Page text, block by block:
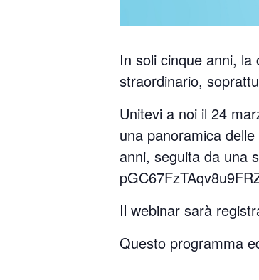
In soli cinque anni,
straordinario,
Unitevi a noi il 24
una panoramica
anni, seguita da una
Il webinar sarà
Questo programma